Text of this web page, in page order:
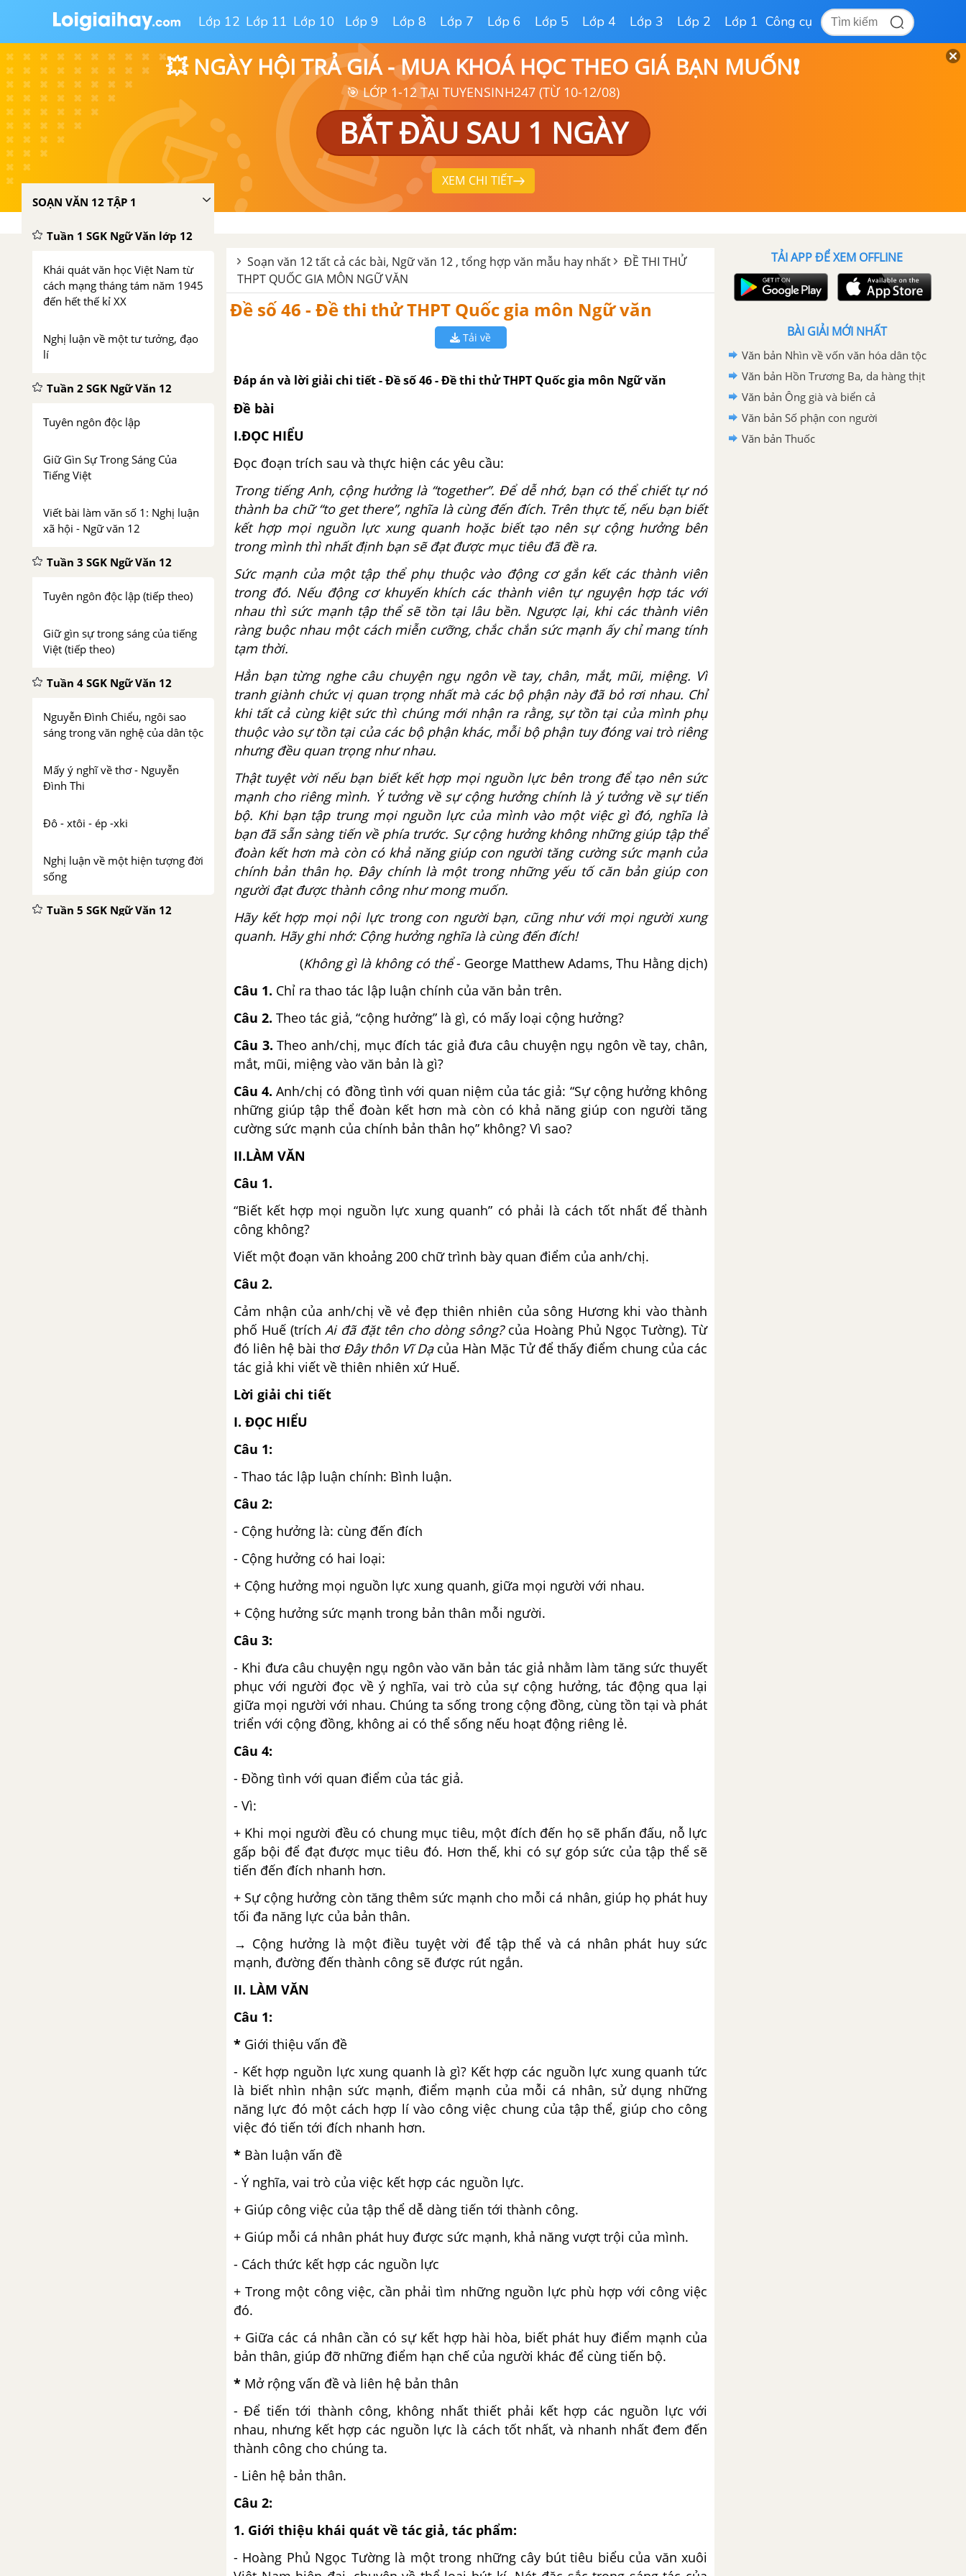
Lớp 12 Lớp 11 Lớp 10 Lớp 9 Lớp 8 Lớp 7 Lớp 6 Lớp 5 Lớp 4 Lớp 3 Lớp 2 Lớp 1 Công cụ
💥 NGÀY HỘI TRẢ GIÁ - MUA KHOÁ HỌC THEO GIÁ BẠN MUỐN❗
🎯 LỚP 1-12 TẠI TUYENSINH247 (TỪ 10-12/08)
BẮT ĐẦU SAU 1 NGÀY
XEM CHI TIẾT
SOẠN VĂN 12 TẬP 1
Tuần 1 SGK Ngữ Văn lớp 12
Khái quát văn học Việt Nam từ
cách mạng tháng tám năm 1945
đến hết thế kỉ XX
Nghị luận về một tư tưởng, đạo
lí
Tuần 2 SGK Ngữ Văn 12
Tuyên ngôn độc lập
Giữ Gìn Sự Trong Sáng Của
Tiếng Việt
Viết bài làm văn số 1: Nghị luận
xã hội - Ngữ văn 12
Tuần 3 SGK Ngữ Văn 12
Tuyên ngôn độc lập (tiếp theo)
Giữ gìn sự trong sáng của tiếng
Việt (tiếp theo)
Tuần 4 SGK Ngữ Văn 12
Nguyễn Đình Chiểu, ngôi sao
sáng trong văn nghệ của dân tộc
Mấy ý nghĩ về thơ - Nguyễn
Đình Thi
Đô - xtôi - ép -xki
Nghị luận về một hiện tượng đời
sống
Tuần 5 SGK Ngữ Văn 12
Soạn văn 12 tất cả các bài, Ngữ văn 12 , tổng hợp văn mẫu hay nhất
ĐỀ THI THỬ
THPT QUỐC GIA MÔN NGỮ VĂN
Đề số 46 - Đề thi thử THPT Quốc gia môn Ngữ văn
Tải về
Đáp án và lời giải chi tiết - Đề số 46 - Đề thi thử THPT Quốc gia môn Ngữ văn
Đề bài
I.ĐỌC HIỂU
Đọc đoạn trích sau và thực hiện các yêu cầu:
Trong tiếng Anh, cộng hưởng là “together”. Để dễ nhớ, bạn có thể chiết tự nó
thành ba chữ “to get there”, nghĩa là cùng đến đích. Trên thực tế, nếu bạn biết
kết hợp mọi nguồn lực xung quanh hoặc biết tạo nên sự cộng hưởng bên
trong mình thì nhất định bạn sẽ đạt được mục tiêu đã đề ra.
Sức mạnh của một tập thể phụ thuộc vào động cơ gắn kết các thành viên
trong đó. Nếu động cơ khuyến khích các thành viên tự nguyện hợp tác với
nhau thì sức mạnh tập thể sẽ tồn tại lâu bền. Ngược lại, khi các thành viên
ràng buộc nhau một cách miễn cưỡng, chắc chắn sức mạnh ấy chỉ mang tính
tạm thời.
Hẳn bạn từng nghe câu chuyện ngụ ngôn về tay, chân, mắt, mũi, miệng. Vì
tranh giành chức vị quan trọng nhất mà các bộ phận này đã bỏ rơi nhau. Chỉ
khi tất cả cùng kiệt sức thì chúng mới nhận ra rằng, sự tồn tại của mình phụ
thuộc vào sự tồn tại của các bộ phận khác, mỗi bộ phận tuy đóng vai trò riêng
nhưng đều quan trọng như nhau.
Thật tuyệt vời nếu bạn biết kết hợp mọi nguồn lực bên trong để tạo nên sức
mạnh cho riêng mình. Ý tưởng về sự cộng hưởng chính là ý tưởng về sự tiến
bộ. Khi bạn tập trung mọi nguồn lực của mình vào một việc gì đó, nghĩa là
bạn đã sẵn sàng tiến về phía trước. Sự cộng hưởng không những giúp tập thể
đoàn kết hơn mà còn có khả năng giúp con người tăng cường sức mạnh của
chính bản thân họ. Đây chính là một trong những yếu tố căn bản giúp con
người đạt được thành công như mong muốn.
Hãy kết hợp mọi nội lực trong con người bạn, cũng như với mọi người xung
quanh. Hãy ghi nhớ: Cộng hưởng nghĩa là cùng đến đích!
(Không gì là không có thể- George Matthew Adams, Thu Hằng dịch)
Câu 1. Chỉ ra thao tác lập luận chính của văn bản trên.
Câu 2. Theo tác giả, “cộng hưởng” là gì, có mấy loại cộng hưởng?
Câu 3.Theo anh/chị, mục đích tác giả đưa câu chuyện ngụ ngôn về tay, chân,
mắt, mũi, miệng vào văn bản là gì?
Câu 4.Anh/chị có đồng tình với quan niệm của tác giả: “Sự cộng hưởng không
những giúp tập thể đoàn kết hơn mà còn có khả năng giúp con người tăng
cường sức mạnh của chính bản thân họ” không? Vì sao?
II.LÀM VĂN
Câu 1.
“Biết kết hợp mọi nguồn lực xung quanh” có phải là cách tốt nhất để thành
công không?
Viết một đoạn văn khoảng 200 chữ trình bày quan điểm của anh/chị.
Câu 2.
Cảm nhận của anh/chị về vẻ đẹp thiên nhiên của sông Hương khi vào thành
phố Huế (tríchAi đã đặt tên cho dòng sông?của Hoàng Phủ Ngọc Tường). Từ
đó liên hệ bài thơ Đây thôn Vĩ Dạcủa Hàn Mặc Tử để thấy điểm chung của các
tác giả khi viết về thiên nhiên xứ Huế.
Lời giải chi tiết
I. ĐỌC HIỂU
Câu 1:
- Thao tác lập luận chính: Bình luận.
Câu 2:
- Cộng hưởng là: cùng đến đích
- Cộng hưởng có hai loại:
+ Cộng hưởng mọi nguồn lực xung quanh, giữa mọi người với nhau.
+ Cộng hưởng sức mạnh trong bản thân mỗi người.
Câu 3:
- Khi đưa câu chuyện ngụ ngôn vào văn bản tác giả nhằm làm tăng sức thuyết
phục với người đọc về ý nghĩa, vai trò của sự cộng hưởng, tác động qua lại
giữa mọi người với nhau. Chúng ta sống trong cộng đồng, cùng tồn tại và phát
triển với cộng đồng, không ai có thể sống nếu hoạt động riêng lẻ.
Câu 4:
- Đồng tình với quan điểm của tác giả.
- Vì:
+ Khi mọi người đều có chung mục tiêu, một đích đến họ sẽ phấn đấu, nỗ lực
gấp bội để đạt được mục tiêu đó. Hơn thế, khi có sự góp sức của tập thể sẽ
tiến đến đích nhanh hơn.
+ Sự cộng hưởng còn tăng thêm sức mạnh cho mỗi cá nhân, giúp họ phát huy
tối đa năng lực của bản thân.
→ Cộng hưởng là một điều tuyệt vời để tập thể và cá nhân phát huy sức
mạnh, đường đến thành công sẽ được rút ngắn.
II. LÀM VĂN
Câu 1:
* Giới thiệu vấn đề
- Kết hợp nguồn lực xung quanh là gì? Kết hợp các nguồn lực xung quanh tức
là biết nhìn nhận sức mạnh, điểm mạnh của mỗi cá nhân, sử dụng những
năng lực đó một cách hợp lí vào công việc chung của tập thể, giúp cho công
việc đó tiến tới đích nhanh hơn.
* Bàn luận vấn đề
- Ý nghĩa, vai trò của việc kết hợp các nguồn lực.
+ Giúp công việc của tập thể dễ dàng tiến tới thành công.
+ Giúp mỗi cá nhân phát huy được sức mạnh, khả năng vượt trội của mình.
- Cách thức kết hợp các nguồn lực
+ Trong một công việc, cần phải tìm những nguồn lực phù hợp với công việc
đó.
+ Giữa các cá nhân cần có sự kết hợp hài hòa, biết phát huy điểm mạnh của
bản thân, giúp đỡ những điểm hạn chế của người khác để cùng tiến bộ.
* Mở rộng vấn đề và liên hệ bản thân
- Để tiến tới thành công, không nhất thiết phải kết hợp các nguồn lực với
nhau, nhưng kết hợp các nguồn lực là cách tốt nhất, và nhanh nhất đem đến
thành công cho chúng ta.
- Liên hệ bản thân.
Câu 2:
1. Giới thiệu khái quát về tác giả, tác phẩm:
- Hoàng Phủ Ngọc Tường là một trong những cây bút tiêu biểu của văn xuôi
TẢI APP ĐỂ XEM OFFLINE
BÀI GIẢI MỚI NHẤT
Văn bản Nhìn về vốn văn hóa dân tộc
Văn bản Hồn Trương Ba, da hàng thịt
Văn bản Ông già và biển cả
Văn bản Số phận con người
Văn bản Thuốc